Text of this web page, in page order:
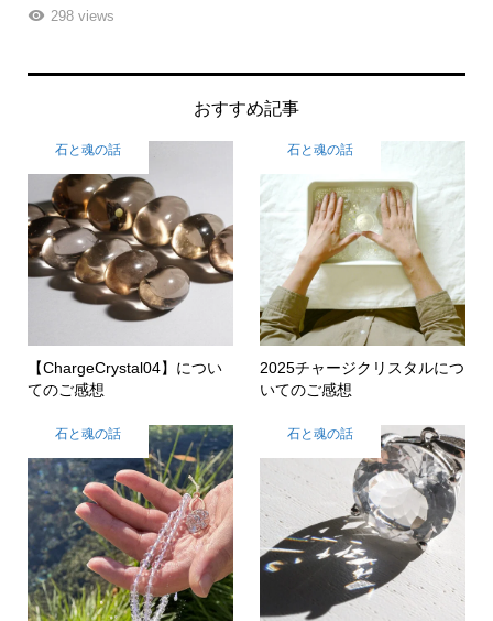
298 views
おすすめ記事
石と魂の話
【ChargeCrystal04】につい
てのご感想
石と魂の話
2025チャージクリスタルにつ
いてのご感想
石と魂の話 石と魂の話